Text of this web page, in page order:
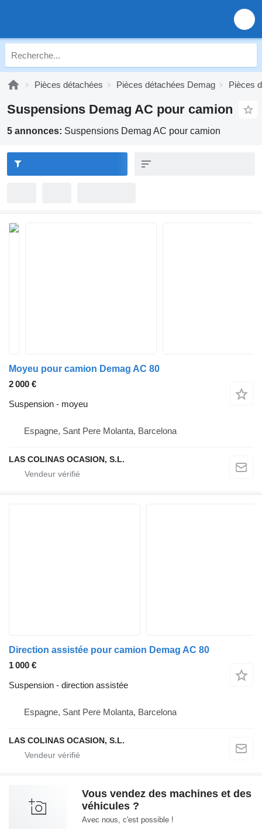
Pièces détachées Pièces détachées Demag Pièces
Suspensions Demag AC pour camion
5 annonces: Suspensions Demag AC pour camion
Moyeu pour camion Demag AC 80
2 000 €
Suspension - moyeu
Espagne, Sant Pere Molanta, Barcelona
LAS COLINAS OCASION, S.L.
Direction assistée pour camion Demag AC 80
1 000 €
Suspension - direction assistée
Espagne, Sant Pere Molanta, Barcelona
LAS COLINAS OCASION, S.L.
Vous vendez des machines et des
véhicules ?
Avec nous, c'est possible !